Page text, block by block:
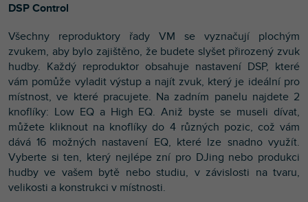
DSP Control
Všechny reproduktory řady VM se vyznačují plochým
zvukem, aby bylo zajištěno, že budete slyšet přirozený zvuk
hudby. Každý reproduktor obsahuje nastavení DSP, které
vám pomůže vyladit výstup a najít zvuk, který je ideální pro
místnost, ve které pracujete. Na zadním panelu najdete 2
knoflíky: Low EQ a High EQ. Aniž byste se museli dívat,
můžete kliknout na knoflíky do 4 různých pozic, což vám
dává 16 možných nastavení EQ, které lze snadno využít.
Vyberte si ten, který nejlépe zní pro DJing nebo produkci
hudby ve vašem bytě nebo studiu, v závislosti na tvaru,
velikosti a konstrukci v místnosti.